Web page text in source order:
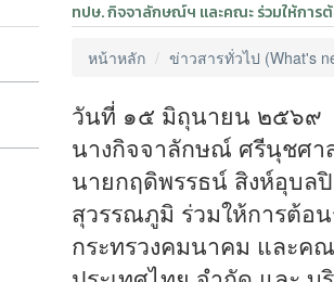
ทปษ. กิจจาลักษณ์ฯ และคณะ ร่วมให้การ
หน้าหลัก ข่าวสารทั่วไป (What's
วันที่ ๑๕ มิถุนายน ๒๕๖๙
นางกิจจาลักษณ์ ศรีนุชศา
นายกฤดิพรรธน์ สิงห์อุบล
สุวรรณภูมิ ร่วมให้การต้อ
กระทรวงคมนาคม และค